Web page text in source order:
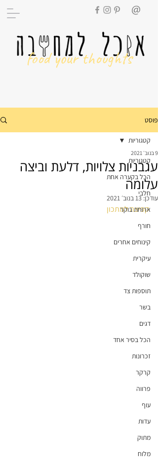
food your thoughts
פוסט
קטגוריות
הכל בקערה אחת
חלבי
ארוחת בוקר
חורף
קינוחים אחרים
עיקרית
שוקולד
תוספות צד
בשר
דגים
הכל בסיר אחד
זכרונות
קרקר
פרווה
עוף
עדות
מתוק
מלוח
קטגוריות
עגבניות צלויות, דלעת וביצה
עלומה
9 בנוב׳ 2021
עודכן:13 בנוב׳ 2021
קפיצה למתכון